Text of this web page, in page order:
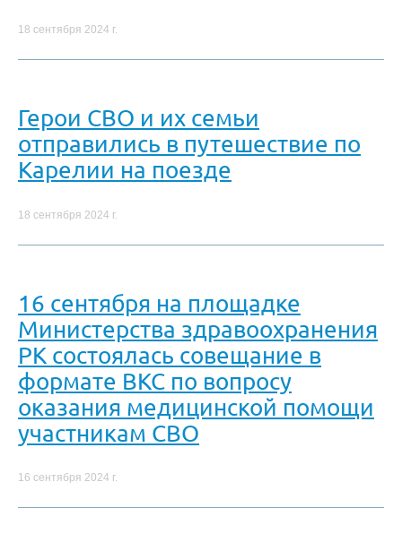
18 сентября 2024 г.
Герои СВО и их семьи
отправились в путешествие по
Карелии на поезде
18 сентября 2024 г.
16 сентября на площадке
Министерства здравоохранения
РК состоялась совещание в
формате ВКС по вопросу
оказания медицинской помощи
участникам СВО
16 сентября 2024 г.